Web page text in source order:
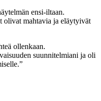
ensi-iltaan.
olivat mahtavia ja eläytyivät
ollenkaan.
suunnitelmiani ja oli